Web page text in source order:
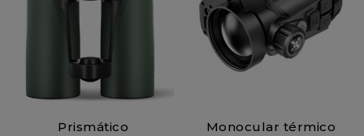
Prismático
Monocular térmico